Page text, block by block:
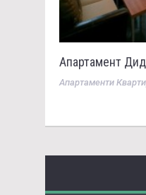
Апартамент
Апартаменти